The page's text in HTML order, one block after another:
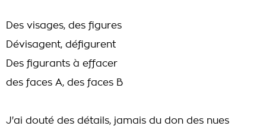
Des visages, des figures
Dévisagent, défigurent
Des figurants à effacer
des faces A, des faces B
J'ai douté des détails, jamais du don des nues